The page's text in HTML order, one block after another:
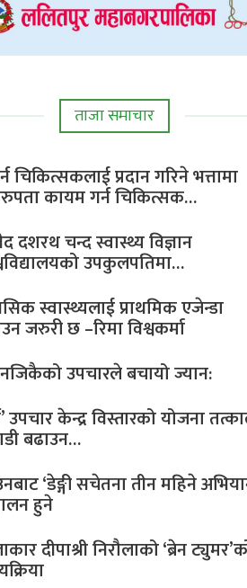
ताजा समाचार
चिकित्सकलाई प्रदान गरिने भत्तामा
कायम गर्न चिकित्सक…
दशरथ चन्द स्वास्थ्य विज्ञान
उपकुलपतिमा…
स्वास्थ्यलाई प्राथमिक एजेन्डा
जरुरी छ –रिमा विश्वकर्मा
उपचारले बचायो ज्यान:
उपचार केन्द्र विस्तारको योजना
बढाउन…
‘डेङ्गी सचेतना तीन महिने
हुने
दीपाश्री निरौलाको ‘ब्रेन